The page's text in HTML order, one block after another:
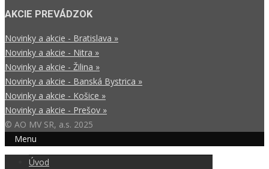
AKCIE PREVÁDZOK
Novinky a akcie - Bratislava »
Novinky a akcie - Nitra »
Novinky a akcie - Žilina »
Novinky a akcie - Banská Bystrica »
Novinky a akcie - Košice »
Novinky a akcie - Prešov »
© AO MV SR, a.s. 2025
Menu
Úvod